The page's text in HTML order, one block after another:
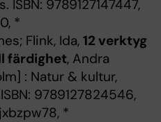
ISBN: 9789127147447,
*
Flink, Ida, 12 verktyg
färdighet, Andra
: Natur & kultur,
9789127824546,
*